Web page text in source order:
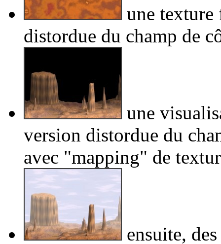
une
distordue du champ de
une
version distordue du
avec "mapping" de
ensuite,